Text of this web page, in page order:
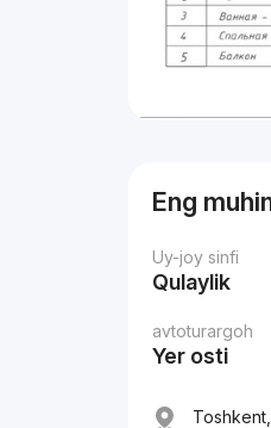
Eng
Uy-joy sinfi
Qulaylik
avtoturargoh
Yer osti